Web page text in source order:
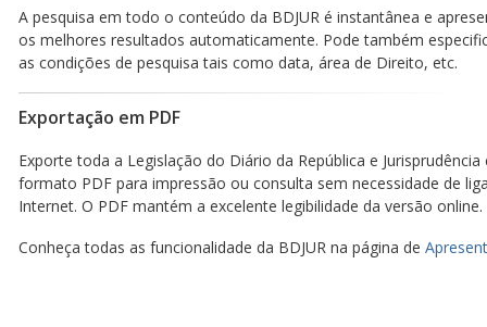
A pesquisa em todo o conteúdo da BDJUR é instantânea e
os melhores resultados automaticamente. Pode também
as condições de pesquisa tais como data, área de Direito, etc.
Exportação em PDF
Exporte toda a Legislação do Diário da República e Jurisprudência
formato PDF para impressão ou consulta sem necessidade de
Internet. O PDF mantém a excelente legibilidade da versão online.
Conheça todas as funcionalidade da BDJUR na página de